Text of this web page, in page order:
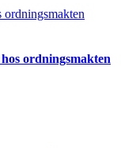
ordningsmakten